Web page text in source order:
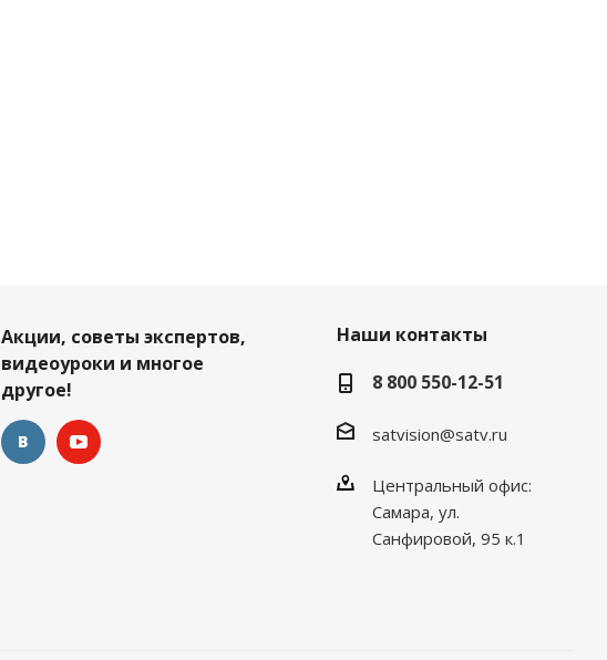
Акции, советы экспертов,
видеоуроки и многое
другое!
Наши контакты
8 800 550-12-51
satvision@satv.ru
Центральный офис:
Самара, ул.
Санфировой, 95 к.1